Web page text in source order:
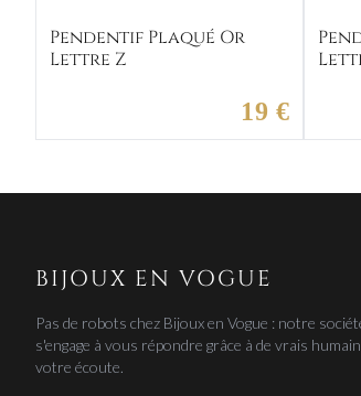
Pendentif Plaqué Or
Lettre Z
19 €
BIJOUX EN VOGUE
Pas de robots chez Bijoux en Vogue : notre
s'engage à vous répondre grâce à de vrais
votre écoute.